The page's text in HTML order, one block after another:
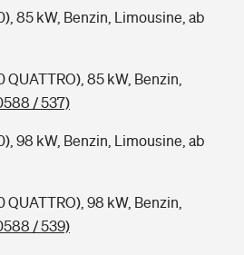
85 kW, Benzin, Limousine, ab
85 kW, Benzin,
/ 537)
98 kW, Benzin, Limousine, ab
98 kW, Benzin,
/ 539)